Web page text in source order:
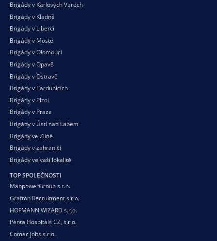
Brigády v Karlových Varech
Brigády v Kladně
Brigády v Liberci
Brigády v Mostě
Brigády v Olomouci
Brigády v Opavě
Brigády v Ostravě
Brigády v Pardubicích
Brigády v Plzni
Brigády v Praze
Brigády v Ústí nad Labem
Brigády ve Zlíně
Brigády v zahraničí
Brigády ve vaší lokalitě
TOP SPOLEČNOSTI
ManpowerGroup s.r.o.
Grafton Recruitment s.r.o.
HOFMANN WIZARD s.r.o.
Penta Hospitals CZ, s.r.o.
Comac jobs s.r.o.